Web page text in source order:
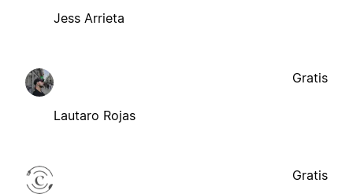
Jess Arrieta
Lautaro Rojas
Gratis
Gratis